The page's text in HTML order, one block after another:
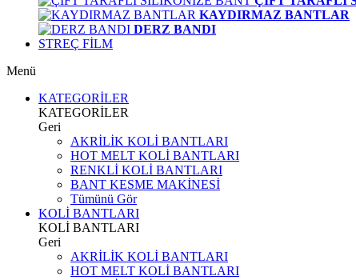
KAYDIRMAZ BANTLAR
DERZ BANDI
STREÇ FİLM
Menü
KATEGORİLER
KATEGORİLER
Geri
AKRİLİK KOLİ BANTLARI
HOT MELT KOLİ BANTLARI
RENKLİ KOLİ BANTLARI
BANT KESME MAKİNESİ
Tümünü Gör
KOLİ BANTLARI
KOLİ BANTLARI
Geri
AKRİLİK KOLİ BANTLARI
HOT MELT KOLİ BANTLARI